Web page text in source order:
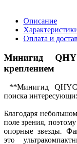
Описание
Оплата и
Минигид
креплением
**Минигид
поиска
Благодаря
поле зрения,
опорные звезды.
это